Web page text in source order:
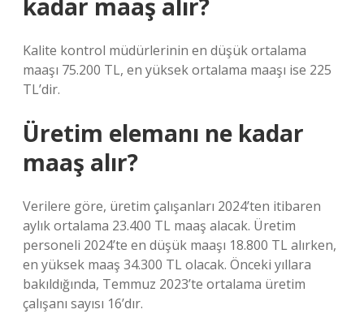
kadar maaş alır?
Kalite kontrol müdürlerinin en düşük ortalama
maaşı 75.200 TL, en yüksek ortalama maaşı ise 225
TL’dir.
Üretim elemanı ne kadar
maaş alır?
Verilere göre, üretim çalışanları 2024’ten itibaren
aylık ortalama 23.400 TL maaş alacak. Üretim
personeli 2024’te en düşük maaşı 18.800 TL alırken,
en yüksek maaş 34.300 TL olacak. Önceki yıllara
bakıldığında, Temmuz 2023’te ortalama üretim
çalışanı sayısı 16’dır.